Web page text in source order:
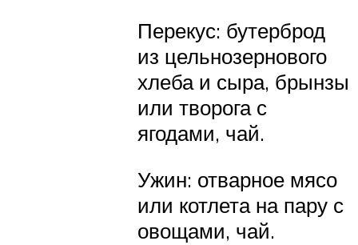
Перекус: бутерброд
из цельнозернового
хлеба и сыра, брынзы
или творога с
ягодами, чай.
Ужин: отварное мясо
или котлета на пару с
овощами, чай.